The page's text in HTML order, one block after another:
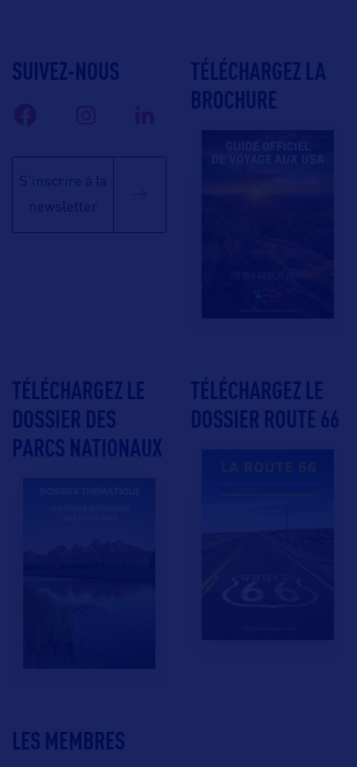
LES MEMBRES
SUIVEZ-NOUS
S'inscrire à la
newsletter
TÉLÉCHARGEZ LA
BROCHURE
TÉLÉCHARGEZ LE
DOSSIER DES
PARCS NATIONAUX
TÉLÉCHARGEZ LE
DOSSIER ROUTE 66